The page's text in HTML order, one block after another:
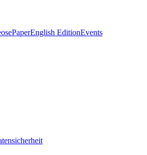
ePaperEnglish EditionEvents